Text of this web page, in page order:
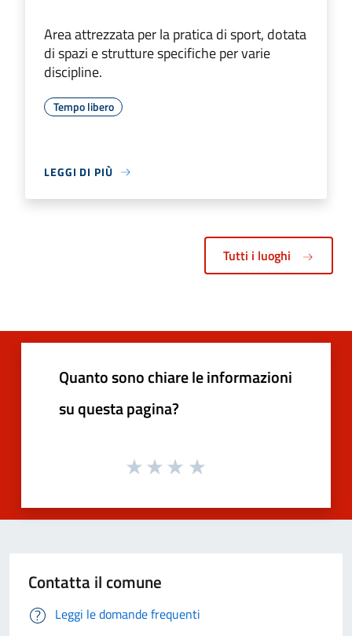
Area attrezzata per la pratica di sport, dotata
di spazi e strutture specifiche per varie
discipline.
Tempo libero
LEGGI DI PIÙ
Tutti i luoghi
Quanto sono chiare le informazioni
su questa pagina?
Contatta il comune
Leggi le domande frequenti